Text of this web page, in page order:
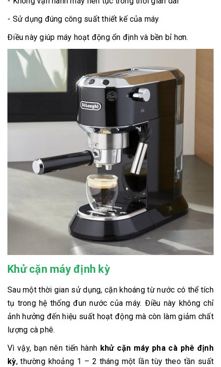
- Sử dụng đúng công suất thiết kế của máy
Điều này giúp máy hoạt động ổn định và bền bỉ hơn.
Khử cặn máy định kỳ
Sau một thời gian sử dụng, cặn khoáng từ nước có thể tích
tụ trong hệ thống đun nước của máy. Điều này không chỉ
ảnh hưởng đến hiệu suất hoạt động mà còn làm giảm chất
lượng cà phê.
Vì vậy, bạn nên tiến hành khử cặn máy pha cà phê định
kỳ, thường khoảng 1 – 2 tháng một lần tùy theo tần suất